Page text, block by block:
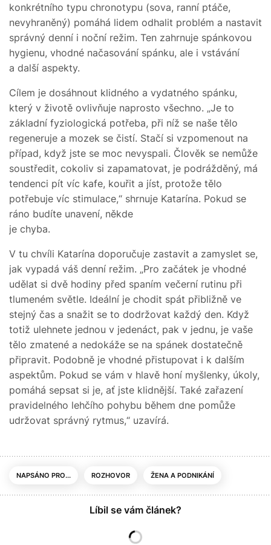
konkrétního typu chronotypu (sova, ranní ptáče,
nevyhraněný) pomáhá lidem odhalit problém a nastavit
správný denní i noční režim. Ten zahrnuje spánkovou
hygienu, vhodné načasování spánku, ale i vstávání
a další aspekty.
Cílem je dosáhnout klidného a vydatného spánku,
který v životě ovlivňuje naprosto všechno. „Je to
základní fyziologická potřeba, při níž se naše tělo
regeneruje a mozek se čistí. Stačí si vzpomenout na
případ, když jste se moc nevyspali. Člověk se nemůže
soustředit, cokoliv si zapamatovat, je podrážděný, má
tendenci pít víc kafe, kouřit a jíst, protože tělo
potřebuje víc stimulace,“ shrnuje Katarína. Pokud se
ráno budíte unavení, někde
je chyba.
V tu chvíli Katarína doporučuje zastavit a zamyslet se,
jak vypadá váš denní režim. „Pro začátek je vhodné
udělat si dvě hodiny před spaním večerní rutinu při
tlumeném světle. Ideální je chodit spát přibližně ve
stejný čas a snažit se to dodržovat každý den. Když
totiž ulehnete jednou v jedenáct, pak v jednu, je vaše
tělo zmatené a nedokáže se na spánek dostatečně
připravit. Podobně je vhodné přistupovat i k dalším
aspektům. Pokud se vám v hlavě honí myšlenky, úkoly,
pomáhá sepsat si je, ať jste klidnější. Také zařazení
pravidelného lehčího pohybu během dne pomůže
udržovat správný rytmus,“ uzavírá.
NAPSÁNO PRO... ROZHOVOR ŽENA A PODNIKÁNÍ
Líbil se vám článek?